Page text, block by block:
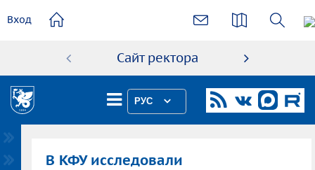
содержанию
Вход
Сайт ректора
РУС
В КФУ исследовали